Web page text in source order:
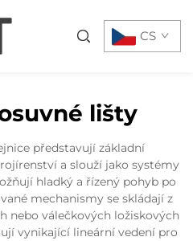
CS
lišty
představují základní
a slouží jako systémy
hladký a řízený pohyb po
mechanismy se skládají z
nebo válečkových ložiskových
vynikající lineární vedení pro